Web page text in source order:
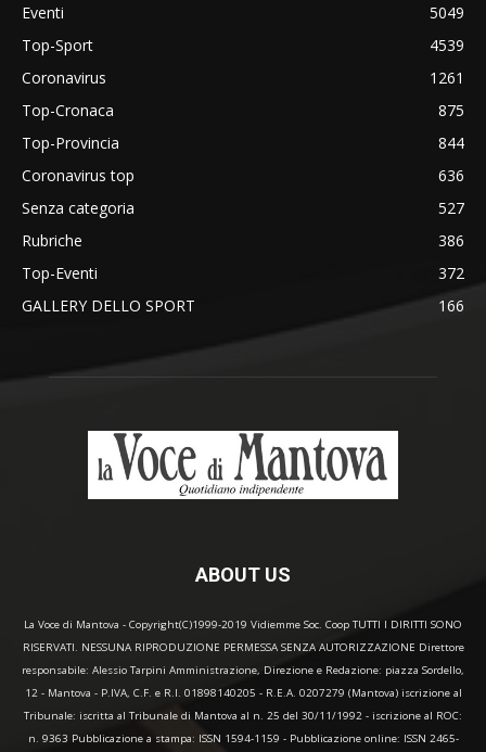
Eventi
5049
Top-Sport
4539
Coronavirus
1261
Top-Cronaca
875
Top-Provincia
844
Coronavirus top
636
Senza categoria
527
Rubriche
386
Top-Eventi
372
GALLERY DELLO SPORT
166
ABOUT US
La Voce di Mantova - Copyright(C)1999-2019 Vidiemme Soc. Coop TUTTI I DIRITTI SONO
RISERVATI. NESSUNA RIPRODUZIONE PERMESSA SENZA AUTORIZZAZIONE Direttore
responsabile: Alessio Tarpini Amministrazione, Direzione e Redazione: piazza Sordello,
12 - Mantova - P.IVA, C.F. e R.I. 01898140205 - R.E.A. 0207279 (Mantova) iscrizione al
Tribunale: iscritta al Tribunale di Mantova al n. 25 del 30/11/1992 - iscrizione al ROC:
n. 9363 Pubblicazione a stampa: ISSN 1594-1159 - Pubblicazione online: ISSN 2465-